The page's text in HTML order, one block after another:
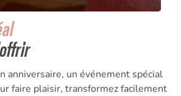
anniversaire, un événement spécial
faire plaisir, transformez facilement